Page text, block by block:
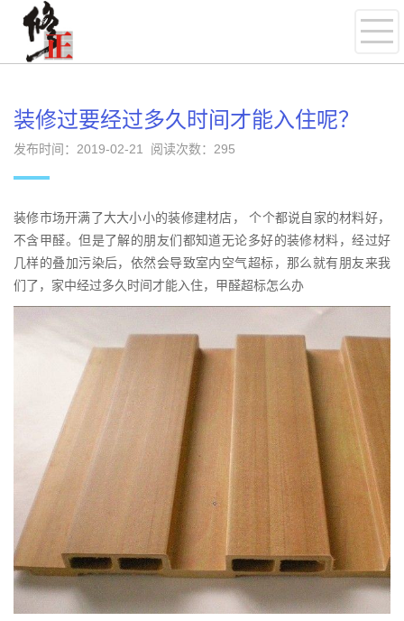
装修过要经过多久时间才能入住呢？
发布时间：2019-02-21 阅读次数： 295
装修市场开满了大大小小的装修建材店， 个个都说自家的材料好，
不含甲醛。但是了解的朋友们都知道无论多好的装修材料，经过好
几样的叠加污染后，依然会导致室内空气超标，那么就有朋友来我
们了，家中经过多久时间才能入住，甲醛超标怎么办